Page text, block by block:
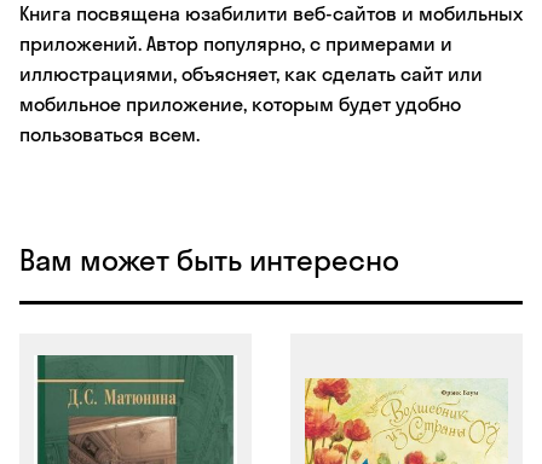
Книга посвящена юзабилити веб-сайтов и мобильных
приложений. Автор популярно, с примерами и
иллюстрациями, объясняет, как сделать сайт или
мобильное приложение, которым будет удобно
пользоваться всем.
Вам может быть интересно